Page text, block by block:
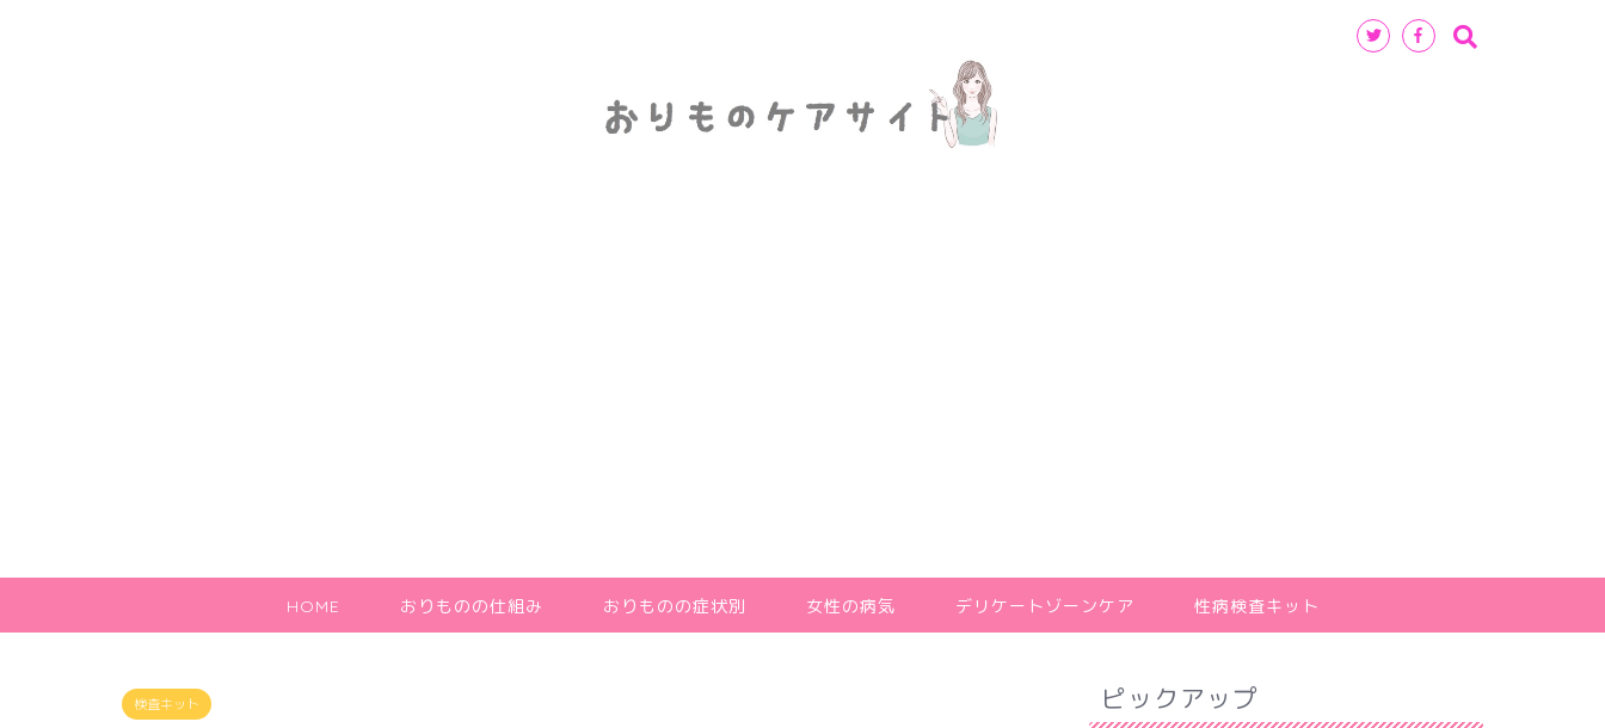
HOME おりものの仕組み おりものの症状別 女性の病気 デリケートゾーンケア 性病検査キット
検査キット ピックアップ